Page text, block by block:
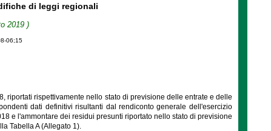
di leggi regionali
2019 )
06;15
riportati rispettivamente nello stato di previsione delle entrate e delle
dati definitivi risultanti dal rendiconto generale dell'esercizio
e l'ammontare dei residui presunti riportato nello stato di previsione
Tabella A (Allegato 1).